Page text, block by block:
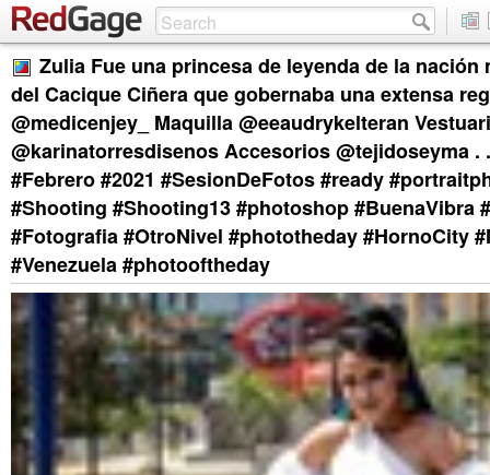
Zulia Fue una princesa de leyenda de la nación
del Cacique Ciñera que gobernaba una extensa
@medicenjey_ Maquilla @eeaudrykelteran
@karinatorresdisenos Accesorios @tejidoseyma .
#Febrero #2021 #SesionDeFotos #ready
#Shooting #Shooting13 #photoshop #BuenaVibra
#Fotografia #OtroNivel #phototheday #HornoCity
#Venezuela #photooftheday